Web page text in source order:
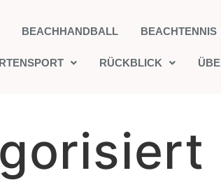
BEACHHANDBALL BEACHTENNIS
RÜCKBLICK